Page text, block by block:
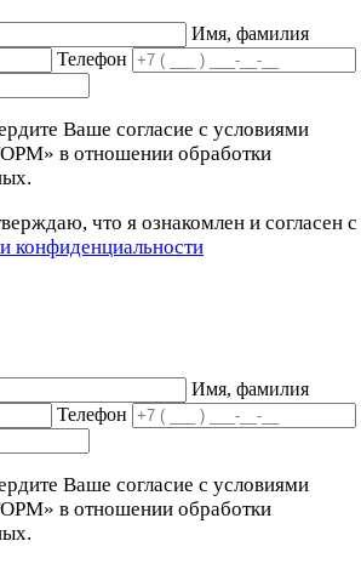
Имя, фамилия
Телефон
Ваше согласие с условиями
в отношении обработки
что я ознакомлен и согласен с
конфиденциальности
Имя, фамилия
Телефон
Ваше согласие с условиями
в отношении обработки